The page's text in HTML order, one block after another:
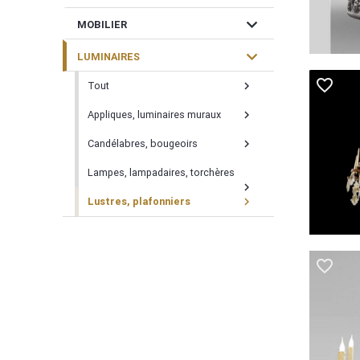
MOBILIER expand_more
LUMINAIRES expand_more
Tout chevron_right
Appliques, luminaires muraux chevron_right
Candélabres, bougeoirs chevron_right
Lampes, lampadaires, torchères
chevron_right
Lustres, plafonniers chevron_right
favorite_border
favorite_border